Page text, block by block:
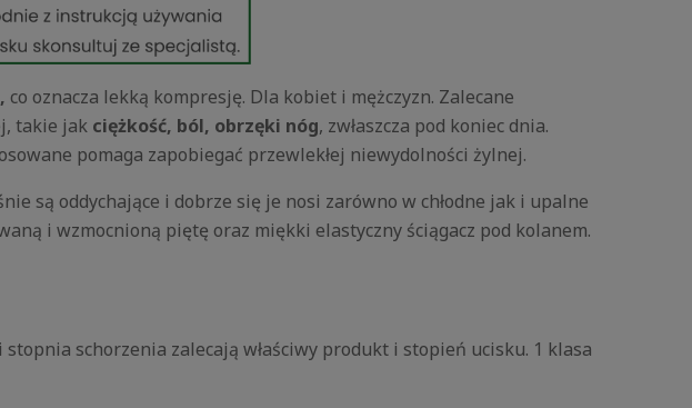
co oznacza lekką kompresję. Dla kobiet i mężczyzn. Zalecane
takie jak ciężkość, ból, obrzęki nóg, zwłaszcza pod koniec dnia.
pomaga zapobiegać przewlekłej niewydolności żylnej.
są oddychające i dobrze się je nosi zarówno w chłodne jak i upalne
i wzmocnioną piętę oraz miękki elastyczny ściągacz pod kolanem.
schorzenia zalecają właściwy produkt i stopień ucisku. 1 klasa